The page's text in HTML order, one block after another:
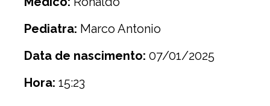
Pediatra: Marco Antonio
Data de nascimento: 07/01/2025
Hora: 15:23